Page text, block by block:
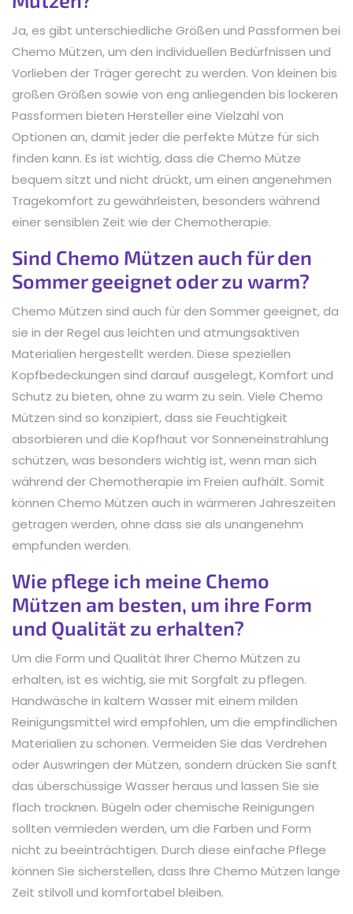
Ja, es gibt unterschiedliche Größen und Passformen bei
Chemo Mützen, um den individuellen Bedürfnissen und
Vorlieben der Träger gerecht zu werden. Von kleinen bis
großen Größen sowie von eng anliegenden bis lockeren
Passformen bieten Hersteller eine Vielzahl von
Optionen an, damit jeder die perfekte Mütze für sich
finden kann. Es ist wichtig, dass die Chemo Mütze
bequem sitzt und nicht drückt, um einen angenehmen
Tragekomfort zu gewährleisten, besonders während
einer sensiblen Zeit wie der Chemotherapie.
Sind Chemo Mützen auch für den
Sommer geeignet oder zu warm?
Chemo Mützen sind auch für den Sommer geeignet, da
sie in der Regel aus leichten und atmungsaktiven
Materialien hergestellt werden. Diese speziellen
Kopfbedeckungen sind darauf ausgelegt, Komfort und
Schutz zu bieten, ohne zu warm zu sein. Viele Chemo
Mützen sind so konzipiert, dass sie Feuchtigkeit
absorbieren und die Kopfhaut vor Sonneneinstrahlung
schützen, was besonders wichtig ist, wenn man sich
während der Chemotherapie im Freien aufhält. Somit
können Chemo Mützen auch in wärmeren Jahreszeiten
getragen werden, ohne dass sie als unangenehm
empfunden werden.
Wie pflege ich meine Chemo
Mützen am besten, um ihre Form
und Qualität zu erhalten?
Um die Form und Qualität Ihrer Chemo Mützen zu
erhalten, ist es wichtig, sie mit Sorgfalt zu pflegen.
Handwäsche in kaltem Wasser mit einem milden
Reinigungsmittel wird empfohlen, um die empfindlichen
Materialien zu schonen. Vermeiden Sie das Verdrehen
oder Auswringen der Mützen, sondern drücken Sie sanft
das überschüssige Wasser heraus und lassen Sie sie
flach trocknen. Bügeln oder chemische Reinigungen
sollten vermieden werden, um die Farben und Form
nicht zu beeinträchtigen. Durch diese einfache Pflege
können Sie sicherstellen, dass Ihre Chemo Mützen lange
Zeit stilvoll und komfortabel bleiben.